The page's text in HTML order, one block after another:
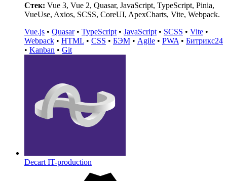
Стек: Vue 3, Vue 2, Quasar, JavaScript, TypeScript, Pinia,
VueUse, Axios, SCSS, CoreUI, ApexCharts, Vite, Webpack.
Vue.js • Quasar• TypeScript • JavaScript • SCSS • Vite •
Webpack • HTML • CSS • БЭМ • Agile • PWA • Битрикс24
• Kanban • Git
Decart IT-production